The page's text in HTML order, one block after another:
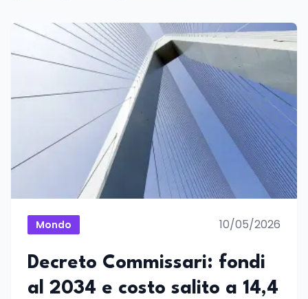
Mondo 10/05/2026
Decreto Commissari: fondi
al 2034 e costo salito a 14,4